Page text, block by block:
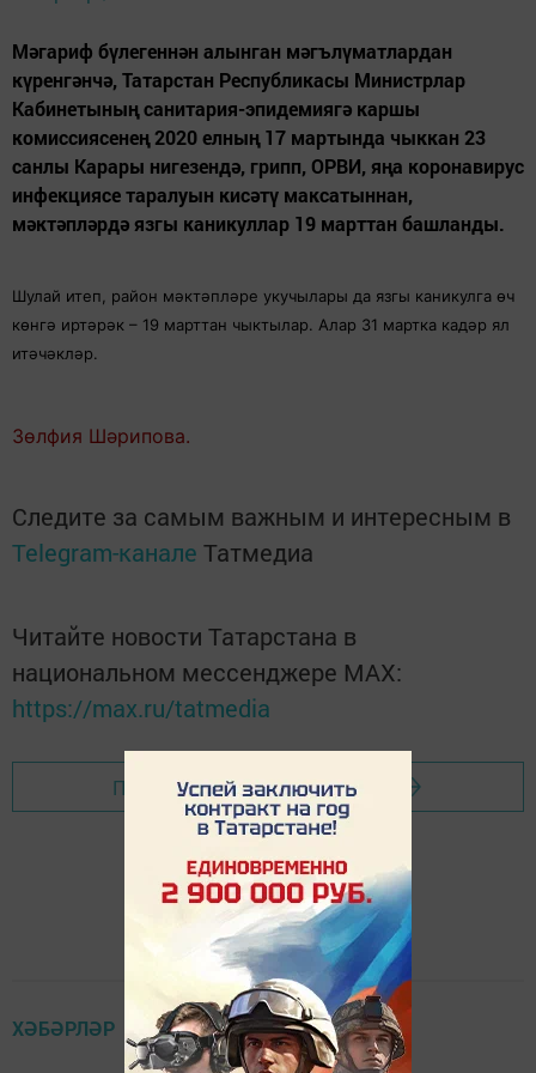
Мәгариф бүлегеннән алынган мәгълүматлардан
күренгәнчә, Татарстан Республикасы Министрлар
Кабинетының санитария-эпидемиягә каршы
комиссиясенең 2020 елның 17 мартында чыккан 23
санлы Карары нигезендә, грипп, ОРВИ, яңа коронавирус
инфекциясе таралуын кисәтү максатыннан,
мәктәпләрдә язгы каникуллар 19 марттан башланды.
Шулай итеп, район мәктәпләре укучылары да язгы каникулга өч
көнгә иртәрәк – 19 марттан чыктылар. Алар 31 мартка кадәр ял
итәчәкләр.
Зөлфия Шәрипова.
Следите за самым важным и интересным в
Telegram-канале Татмедиа
Читайте новости Татарстана в
национальном мессенджере MАХ:
https://max.ru/tatmedia
Перейти на страницу новости
ХӘБӘРЛӘР